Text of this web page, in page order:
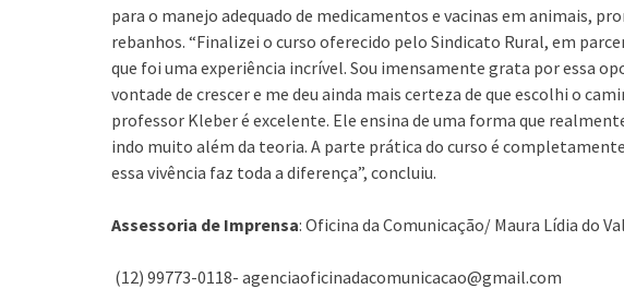
para o manejo adequado de medicamentos e vacinas em animais,
rebanhos. “Finalizei o curso oferecido pelo Sindicato Rural, em
que foi uma experiência incrível. Sou imensamente grata por essa
vontade de crescer e me deu ainda mais certeza de que escolhi o
professor Kleber é excelente. Ele ensina de uma forma que
indo muito além da teoria. A parte prática do curso é
essa vivência faz toda a diferença”, concluiu.
Assessoria de Imprensa: Oficina da Comunicação/ Maura Lídia do
(12) 99773-0118- agenciaoficinadacomunicacao@gmail.com